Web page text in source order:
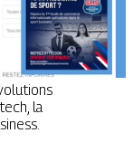
la